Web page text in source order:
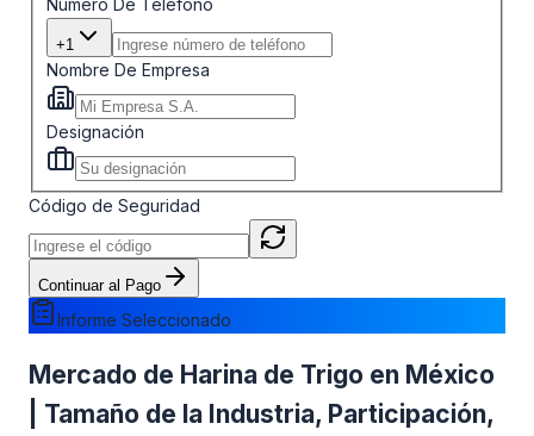
+1
Nombre De Empresa
Designación
Código de Seguridad
Continuar al Pago
Informe Seleccionado
Mercado de Harina de Trigo en México
| Tamaño de la Industria, Participación,